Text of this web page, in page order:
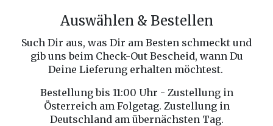
Auswählen & Bestellen
Such Dir aus, was Dir am Besten schmeckt und
gib uns beim Check-Out Bescheid, wann Du
Deine Lieferung erhalten möchtest.
Bestellung bis 11:00 Uhr - Zustellung in
Österreich am Folgetag. Zustellung in
Deutschland am übernächsten Tag.